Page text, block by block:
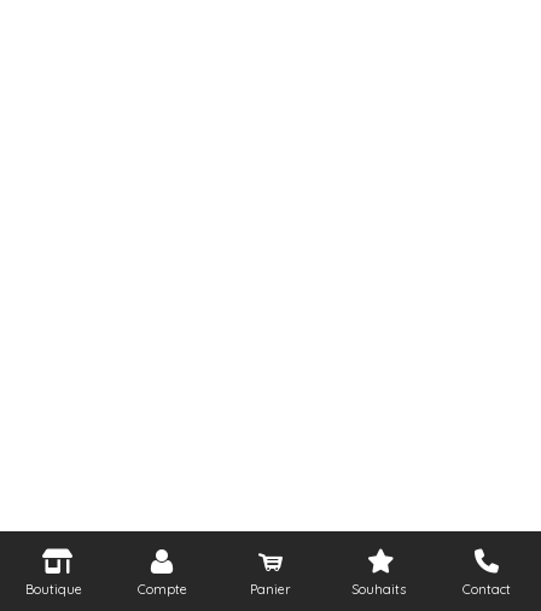
Boutique Compte Panier Souhaits Contact